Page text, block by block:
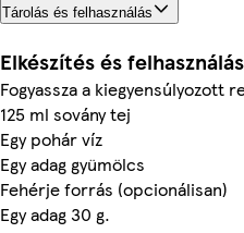
Tárolás és felhasználás
Elkészítés és felhasználás
Fogyassza a kiegyensúlyozott
125 ml sovány tej
Egy pohár víz
Egy adag gyümölcs
Fehérje forrás (opcionálisan)
Egy adag 30 g.